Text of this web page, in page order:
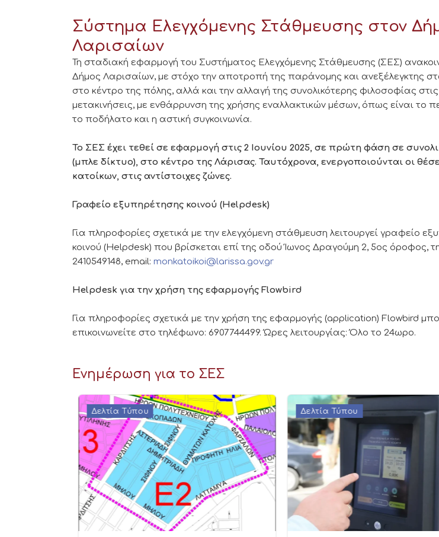
Σύστημα Ελεγχόμενης Στάθμευσης στον
Λαρισαίων
Τη σταδιακή εφαρμογή του Συστήματος Ελεγχόμενης Στάθμευσης (ΣΕΣ)
Δήμος Λαρισαίων, με στόχο την αποτροπή της παράνομης και ανεξέλεγκτης
στο κέντρο της πόλης, αλλά και την αλλαγή της συνολικότερης φιλοσοφίας στις
μετακινήσεις, με ενθάρρυνση της χρήσης εναλλακτικών μέσων, όπως είναι το
το ποδήλατο και η αστική συγκοινωνία.
Το ΣΕΣ έχει τεθεί σε εφαρμογή στις 2 Ιουνίου 2025, σε πρώτη φάση σε
(μπλε δίκτυο), στο κέντρο της Λάρισας. Ταυτόχρονα, ενεργοποιούνται οι
κατοίκων, στις αντίστοιχες ζώνες.
Γραφείο εξυπηρέτησης κοινού (Helpdesk)
Για πληροφορίες σχετικά με την ελεγχόμενη στάθμευση λειτουργεί γραφείο
κοινού (Helpdesk) που βρίσκεται επί της οδού Ίωνος Δραγούμη 2, 5ος όροφος,
2410549148, email: monkatoikoi@larissa.gov.gr
Helpdesk για την χρήση της εφαρμογής Flowbird
Για πληροφορίες σχετικά με την χρήση της εφαρμογής (application) Flowbird
επικοινωνείτε στο τηλέφωνο: 6907744499. Ώρες λειτουργίας: Όλο το 24ωρο.
Ενημέρωση για το ΣΕΣ
Δελτία Τύπου Δελτία Τύπου